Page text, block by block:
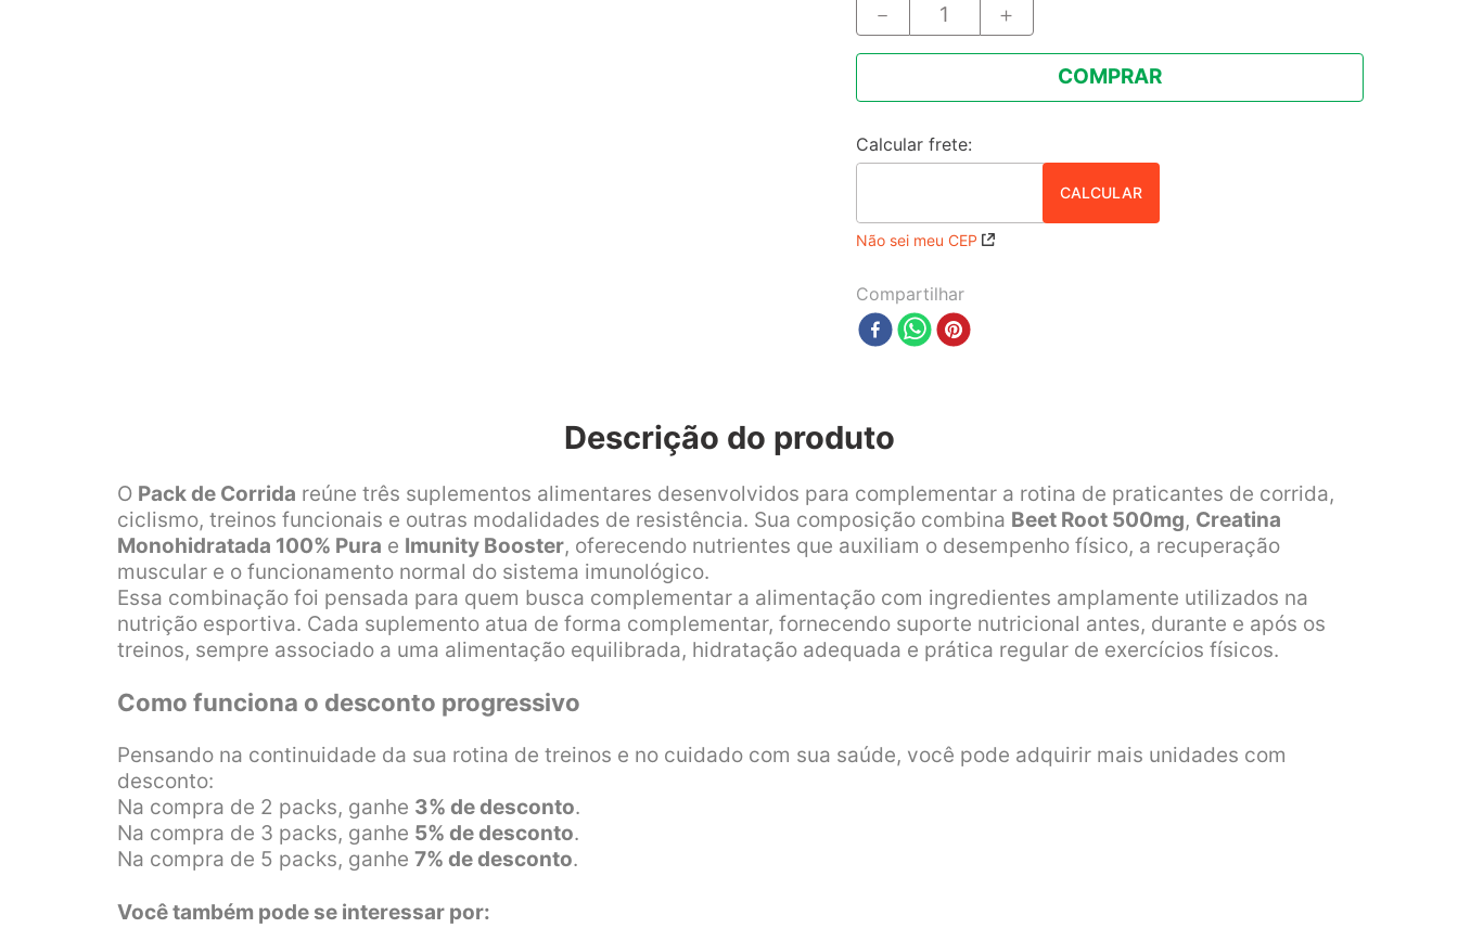
＋
－
COMPRAR
Não sei meu CEP
Compartilhar
Descrição do produto
O Pack de Corrida reúne três suplementos alimentares desenvolvidos para complementar a rotina de praticantes de corrida,
ciclismo, treinos funcionais e outras modalidades de resistência. Sua composição combina Beet Root 500mg, Creatina
Monohidratada 100% Pura e Imunity Booster, oferecendo nutrientes que auxiliam o desempenho físico, a recuperação
muscular e o funcionamento normal do sistema imunológico.
Essa combinação foi pensada para quem busca complementar a alimentação com ingredientes amplamente utilizados na
nutrição esportiva. Cada suplemento atua de forma complementar, fornecendo suporte nutricional antes, durante e após os
treinos, sempre associado a uma alimentação equilibrada, hidratação adequada e prática regular de exercícios físicos.
Como funciona o desconto progressivo
Pensando na continuidade da sua rotina de treinos e no cuidado com sua saúde, você pode adquirir mais unidades com
desconto:
Na compra de 2 packs, ganhe 3% de desconto.
Na compra de 3 packs, ganhe 5% de desconto.
Na compra de 5 packs, ganhe 7% de desconto.
Você também pode se interessar por: